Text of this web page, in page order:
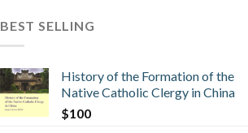
BEST SELLING
History of the Formation of the
Native Catholic Clergy in China
$100